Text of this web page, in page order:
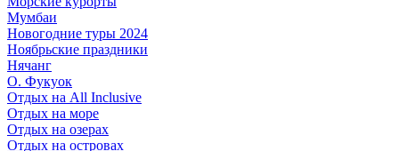
Мумбаи
Новогодние туры 2024
Ноябрьские праздники
Нячанг
О. Фукуок
Отдых на All Inclusive
Отдых на море
Отдых на озерах
Отдых на островах